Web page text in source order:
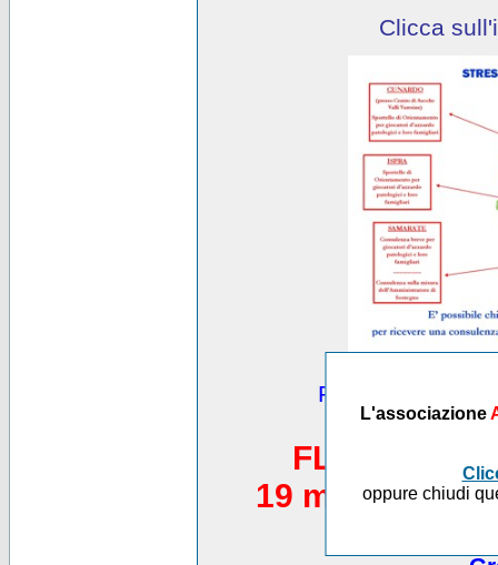
L'associazione
oppure chiudi
Clicca
Puoi vedere
FLASH
19 maggio